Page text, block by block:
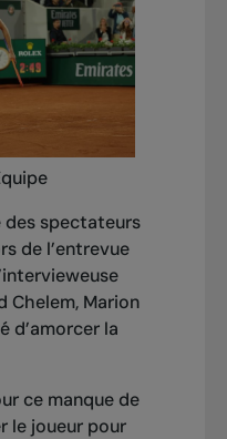
des spectateurs
de l’entrevue
Chelem, Marion
d’amorcer la
ce manque de
le joueur pour